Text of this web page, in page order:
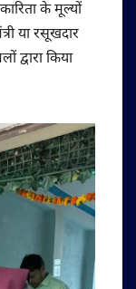
के मूल्यों
या रसूखदार
किया